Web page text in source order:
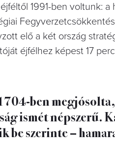
1991-ben voltunk:
elő a két ország
éjfélhez képest 17
ben
ismét népszerű.
be szerinte –